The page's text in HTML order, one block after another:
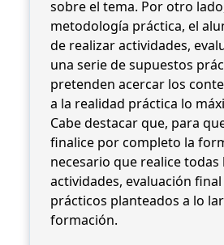
sobre el tema. Por otro
metodología práctica, el
de realizar actividades,
una serie de supuestos
pretenden acercar los
a la realidad práctica lo
Cabe destacar que, para
finalice por completo la
necesario que realice todas
actividades, evaluación
prácticos planteados a lo
formación.